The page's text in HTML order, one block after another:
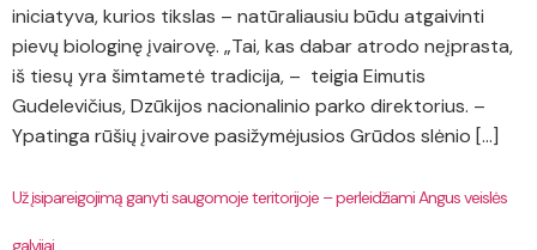
iniciatyva, kurios tikslas – natūraliausiu būdu atgaivinti
pievų biologinę įvairovę. „Tai, kas dabar atrodo neįprasta,
iš tiesų yra šimtametė tradicija, – teigia Eimutis
Gudelevičius, Dzūkijos nacionalinio parko direktorius. –
Ypatinga rūšių įvairove pasižymėjusios Grūdos slėnio […]
Už įsipareigojimą ganyti saugomoje teritorijoje – perleidžiami Angus veislės
galvijai